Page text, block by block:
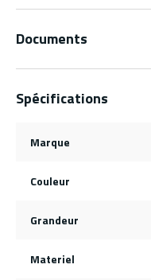
Documents
Spécifications
Marque
Couleur
Grandeur
Materiel